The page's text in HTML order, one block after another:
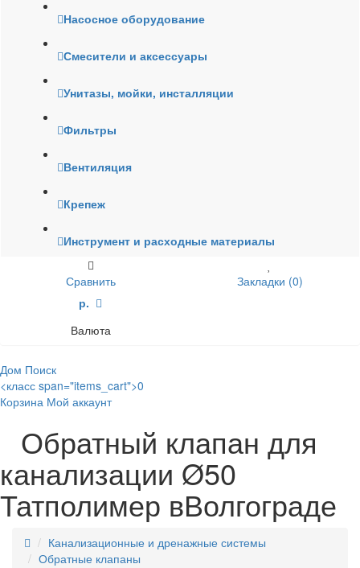
Насосное оборудование
Смесители и аксессуары
Унитазы, мойки, инсталляции
Фильтры
Вентиляция
Крепеж
Инструмент и расходные материалы
Сравнить
Закладки (0)
р.
Валюта
Дом Поиск
<класс span="items_cart">0
Корзина Мой аккаунт
Обратный клапан для
канализации Ø50
Татполимер вВолгограде
Канализационные и дренажные системы
Обратные клапаны